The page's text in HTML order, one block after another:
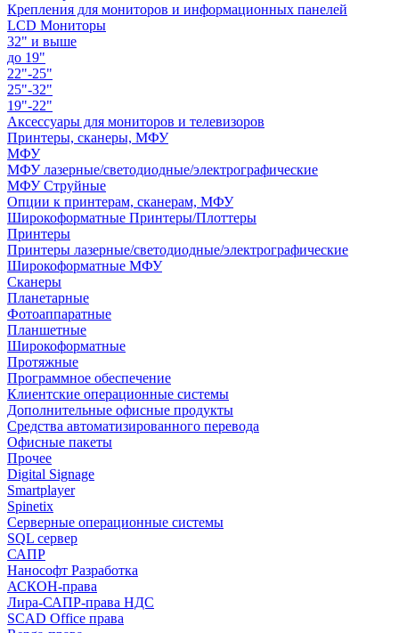
Крепления для мониторов и информационных панелей
LCD Мониторы
32" и выше
до 19"
22"-25"
25"-32"
19"-22"
Аксессуары для мониторов и телевизоров
Принтеры, сканеры, МФУ
МФУ
МФУ лазерные/светодиодные/электрографические
МФУ Струйные
Опции к принтерам, сканерам, МФУ
Широкоформатные Принтеры/Плоттеры
Принтеры
Принтеры лазерные/светодиодные/электрографические
Широкоформатные МФУ
Сканеры
Планетарные
Фотоаппаратные
Планшетные
Широкоформатные
Протяжные
Программное обеспечение
Клиентские операционные системы
Дополнительные офисные продукты
Средства автоматизированного перевода
Офисные пакеты
Прочее
Digital Signage
Smartplayer
Spinetix
Серверные операционные системы
SQL сервер
САПР
Нанософт Разработка
АСКОН-права
Лира-САПР-права НДС
SCAD Office права